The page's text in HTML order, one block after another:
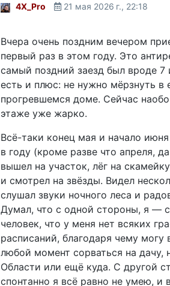
4X_Pro 21 мая 2026 г., 22:18
Вчера очень поздним вечером
первый раз в этом году. Это
самый поздний заезд был вроде
есть и плюс: не нужно мёрзнуть в
прогревшемся доме. Сейчас
этаже уже жарко.
Всё-таки конец мая и начало
в году (кроме разве что апреля,
вышел на участок, лёг на
и смотрел на звёзды. Видел
слушал звуки ночного леса и
Думал, что с одной стороны, я —
человек, что у меня нет всяких
расписаний, благодаря чему могу
любой момент сорваться на дачу,
Области или ещё куда. С другой
спонтанно я всё равно не умею, и